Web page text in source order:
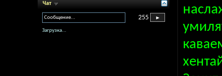
Чат
255
Загрузка...